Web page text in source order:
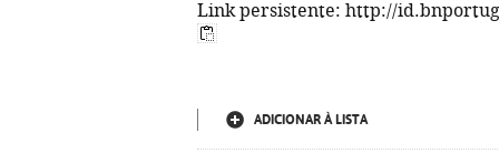
Link persistente: http://
ADICIONAR À LISTA